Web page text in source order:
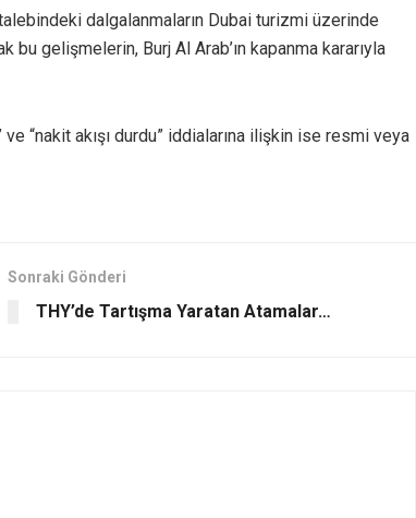
dalgalanmaların Dubai turizmi üzerinde
bu gelişmelerin, Burj Al Arab’ın kapanma kararıyla
“nakit akışı durdu” iddialarına ilişkin ise resmi veya
Sonraki Gönderi
THY’de Tartışma Yaratan Atamalar…